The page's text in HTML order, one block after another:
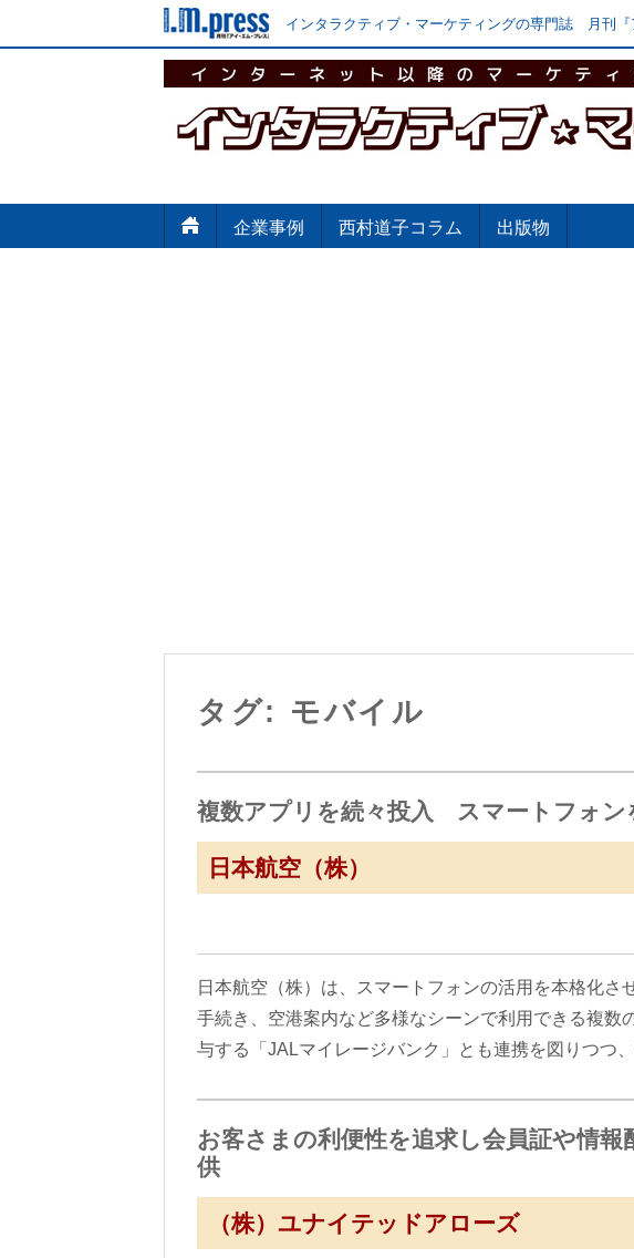
インタラクティブ・マーケティングの専門誌 月刊
企業事例 西村道子コラム 出版物
タグ: モバイル
複数アプリを続々投入 スマートフォン
日本航空（株）
日本航空（株）は、スマートフォンの活用を本格化さ
手続き、空港案内など多様なシーンで利用できる複数
与する「JALマイレージバンク」とも連携を図りつつ
お客さまの利便性を追求し会員証や情
供
（株）ユナイテッドアローズ